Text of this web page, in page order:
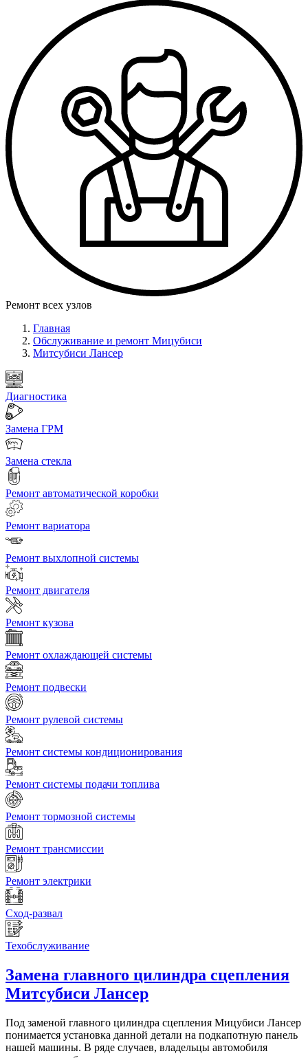
Ремонт всех узлов
Главная
Обслуживание и ремонт Мицубиси
Митсубиси Лансер
Диагностика
Замена ГРМ
Замена стекла
Ремонт автоматической коробки
Ремонт вариатора
Ремонт выхлопной системы
Ремонт двигателя
Ремонт кузова
Ремонт охлаждающей системы
Ремонт подвески
Ремонт рулевой системы
Ремонт системы кондиционирования
Ремонт системы подачи топлива
Ремонт тормозной системы
Ремонт трансмиссии
Ремонт электрики
Сход-развал
Техобслуживание
Замена главного цилиндра сцепления
Митсубиси Лансер
Под заменой главного цилиндра сцепления Мицубиси Лансер
понимается установка данной детали на подкапотную панель
нашей машины. В ряде случаев, владельцы автомобиля